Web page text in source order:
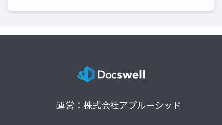
運営：株式会社アプルーシッド